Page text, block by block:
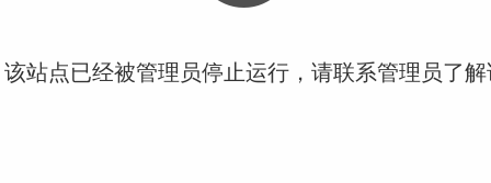
站点已经被管理员停止运行，请联系管理员了